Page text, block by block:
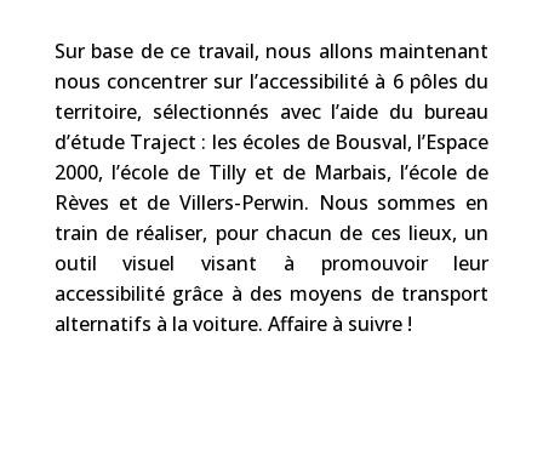
Sur base de ce travail, nous allons maintenant
nous concentrer sur l’accessibilité à 6 pôles du
territoire, sélectionnés avec l’aide du bureau
d’étude Traject : les écoles de Bousval, l’Espace
2000, l’école de Tilly et de Marbais, l’école de
Rèves et de Villers-Perwin. Nous sommes en
train de réaliser, pour chacun de ces lieux, un
outil visuel visant à promouvoir leur
accessibilité grâce à des moyens de transport
alternatifs à la voiture. Affaire à suivre !